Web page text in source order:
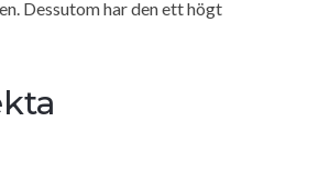
Dessutom har den ett högt